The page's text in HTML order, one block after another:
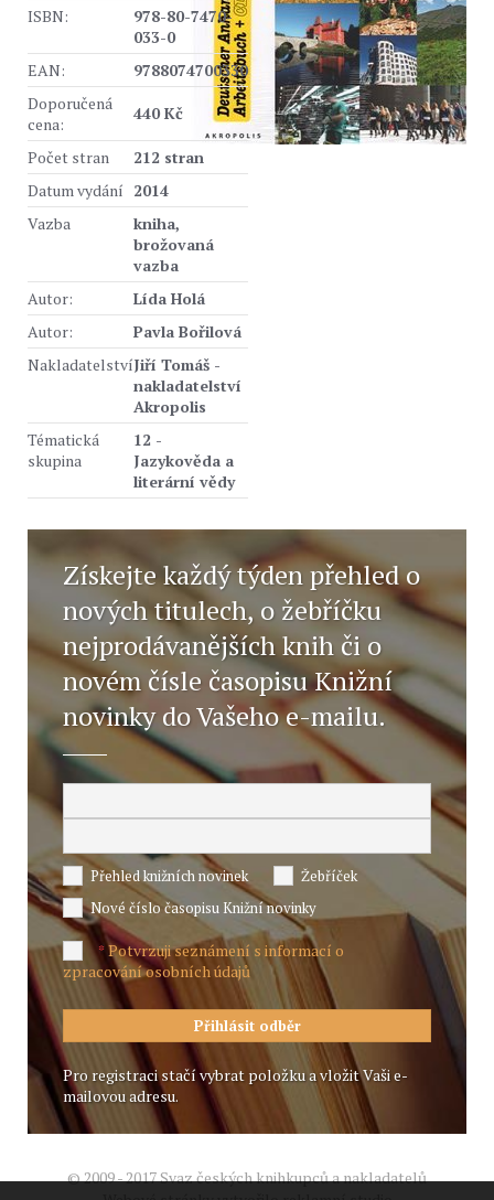
ISBN:
978-80-7470-
033-0
EAN:
9788074700330
Doporučená
cena:
440 Kč
Počet stran
212 stran
Datum vydání 2014
Vazba
kniha,
brožovaná
vazba
Autor:
Lída Holá
Autor:
Pavla Bořilová
NakladatelstvíJiří Tomáš -
nakladatelství
Akropolis
Tématická
skupina
12 -
Jazykověda a
literární vědy
Získejte každý týden přehled o
nových titulech, o žebříčku
nejprodávanějších knih či o
novém čísle časopisu Knižní
novinky do Vašeho e-mailu.
Přehled knižních novinek
Žebříček
Nové číslo časopisu Knižní novinky
*Potvrzuji seznámení s informací o
zpracování osobních údajů
Pro registraci stačí vybrat položku a vložit Vaši e-
mailovou adresu.
© 2009 - 2017 Svaz českých knihkupců a nakladatelů